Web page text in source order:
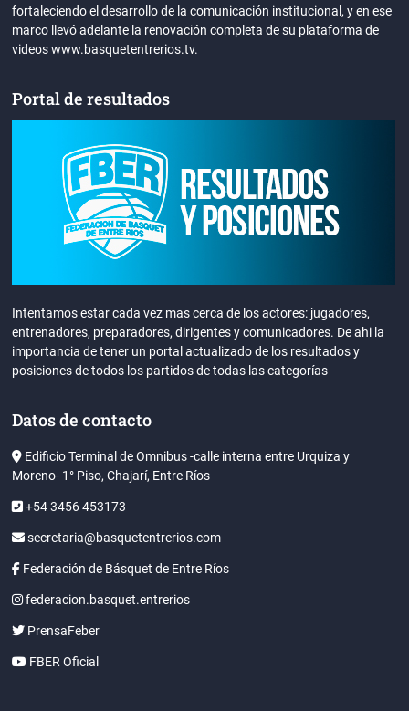
fortaleciendo el desarrollo de la comunicación institucional, y en ese
marco llevó adelante la renovación completa de su plataforma de
videos www.basquetentrerios.tv.
Portal de resultados
Intentamos estar cada vez mas cerca de los actores: jugadores,
entrenadores, preparadores, dirigentes y comunicadores. De ahi la
importancia de tener un portal actualizado de los resultados y
posiciones de todos los partidos de todas las categorías
Datos de contacto
Edificio Terminal de Omnibus -calle interna entre Urquiza y
Moreno- 1° Piso, Chajarí, Entre Ríos
+54 3456 453173
secretaria@basquetentrerios.com
Federación de Básquet de Entre Ríos
federacion.basquet.entrerios
PrensaFeber
FBER Oficial